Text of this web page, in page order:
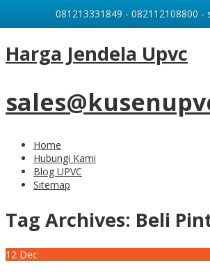
Harga Jendela Upvc
Home
Hubungi Kami
Blog UPVC
Sitemap
Tag Archives: Beli
12 Dec
081213331849 - 082112108800 -